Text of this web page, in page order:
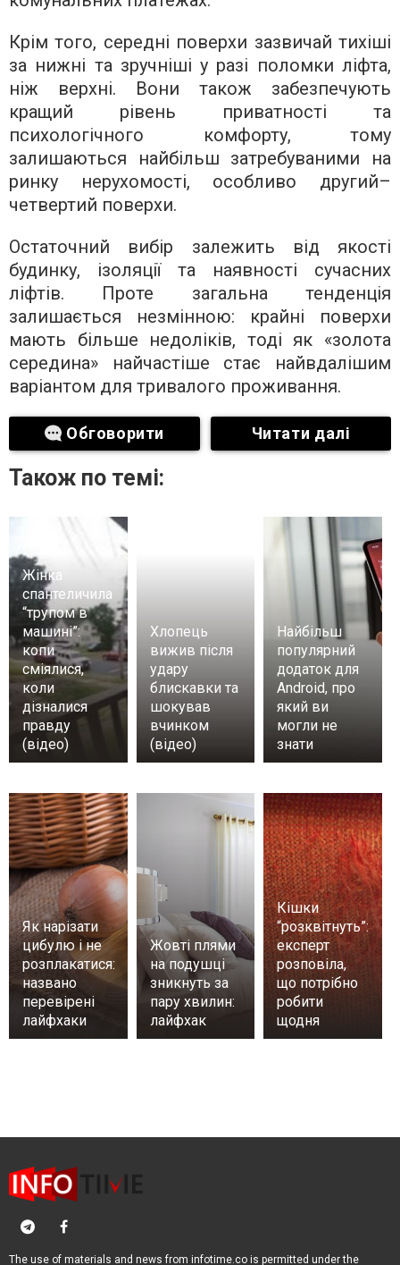
Крім того, середні поверхи зазвичай тихіші
за нижні та зручніші у разі поломки ліфта,
ніж верхні. Вони також забезпечують
кращий рівень приватності та
психологічного комфорту, тому
залишаються найбільш затребуваними на
ринку нерухомості, особливо другий–
четвертий поверхи.
Остаточний вибір залежить від якості
будинку, ізоляції та наявності сучасних
ліфтів. Проте загальна тенденція
залишається незмінною: крайні поверхи
мають більше недоліків, тоді як «золота
середина» найчастіше стає найвдалішим
варіантом для тривалого проживання.
Обговорити Читати далі
Також по темі:
Жінка
спантеличила
“трупом в
машині”:
копи
сміялися,
коли
дізналися
правду
(відео)
Хлопець
вижив після
удару
блискавки та
шокував
вчинком
(відео)
Найбільш
популярний
додаток для
Android, про
який ви
могли не
знати
Як нарізати
цибулю і не
розплакатися:
названо
перевірені
лайфхаки
Жовті плями
на подушці
зникнуть за
пару хвилин:
лайфхак
Кішки
“розквітнуть”:
експерт
розповіла,
що потрібно
робити
щодня
The use of materials and news from infotime.co is permitted under the